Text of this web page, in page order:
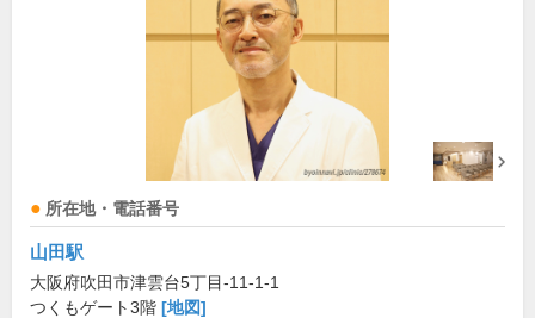
所在地・電話番号
山田駅
大阪府吹田市津雲台5丁目-11-1-1
つくもゲート3階 [地図]